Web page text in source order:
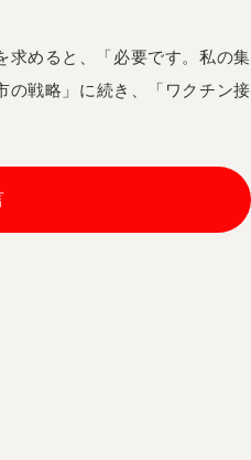
求めると、「必要です。私の集
の戦略」に続き、「ワクチン接